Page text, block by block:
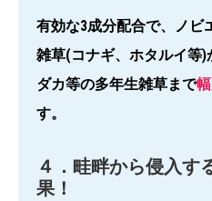
有効な3成分配合で、ノビ
雑草(コナギ、ホタルイ等
ダカ等の多年生雑草まで
す。
４．畦畔から侵入す
果！